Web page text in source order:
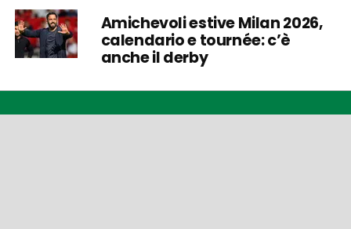
Amichevoli estive Milan 2026,
calendario e tournée: c’è
anche il derby